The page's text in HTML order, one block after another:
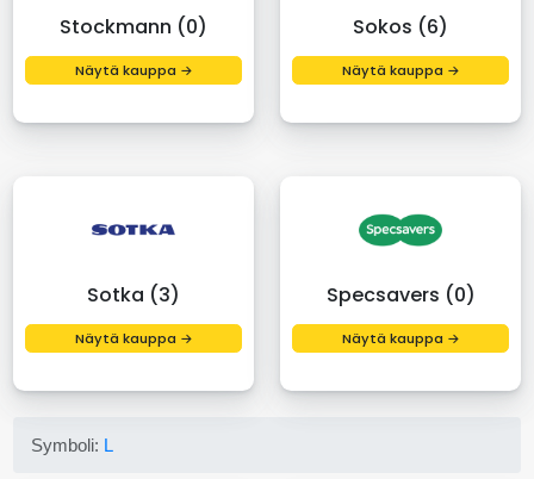
Stockmann (0)
Näytä kauppa →
Sokos (6)
Näytä kauppa →
Sotka (3)
Näytä kauppa →
Specsavers (0)
Näytä kauppa →
Symboli: L